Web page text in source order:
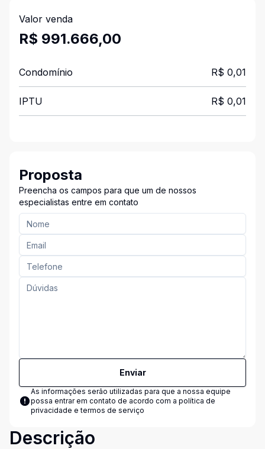
Valor venda
R$ 991.666,00
Condomínio R$ 0,01
IPTU R$ 0,01
Proposta
Preencha os campos para que um de nossos
especialistas entre em contato
Enviar
As informações serão utilizadas para que a nossa equipe
possa entrar em contato de acordo com a política de
privacidade e termos de serviço
Descrição